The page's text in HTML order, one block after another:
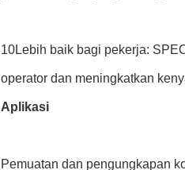
10Lebih baik bagi pekerja:
operator dan meningkatkan
Aplikasi
Pemuatan dan pengungkapan